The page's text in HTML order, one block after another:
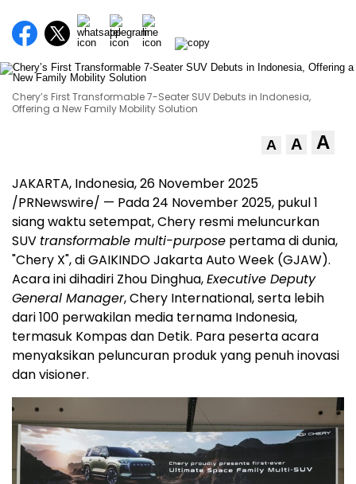
Chery’s First Transformable 7-Seater SUV Debuts in Indonesia,
Offering a New Family Mobility Solution
A A A
JAKARTA, Indonesia,26 November 2025
/PRNewswire/ — Pada24 November 2025, pukul 1
siang waktu setempat, Chery resmi meluncurkan
SUV transformable multi-purpose pertama di dunia,
"Chery X", di GAIKINDO Jakarta Auto Week (GJAW).
Acara ini dihadiri Zhou Dinghua,Executive Deputy
General Manager, Chery International, serta lebih
dari 100 perwakilan media ternama Indonesia,
termasuk Kompas dan Detik. Para peserta acara
menyaksikan peluncuran produk yang penuh inovasi
dan visioner.